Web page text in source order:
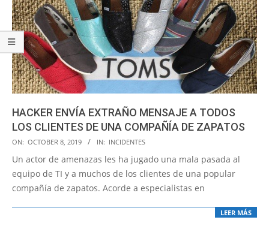
HACKER ENVÍA EXTRAÑO MENSAJE A TODOS
LOS CLIENTES DE UNA COMPAÑÍA DE ZAPATOS
2019-
10-
ON: OCTOBER 8, 2019 IN: INCIDENTES
Un actor de amenazas les ha jugado una mala pasada al
equipo de TI y a muchos de los clientes de una popular
compañía de zapatos. Acorde a especialistas en
LEER MÁS